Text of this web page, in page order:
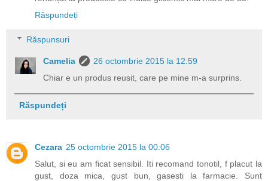
Răspundeți
Răspunsuri
Camelia
26 octombrie 2015 la 12:59
Chiar e un produs reusit, care pe mine m-a surprins.
Răspundeți
Cezara 25 octombrie 2015 la 00:06
Salut, si eu am ficat sensibil. Iti recomand tonotil, f placut la
gust, doza mica, gust bun, gasesti la farmacie. Sunt